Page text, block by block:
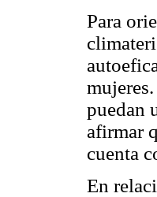
Para
puedan
afirmar
cuenta
En